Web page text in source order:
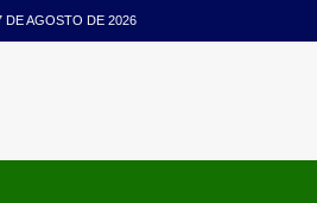
DE AGOSTO DE 2026